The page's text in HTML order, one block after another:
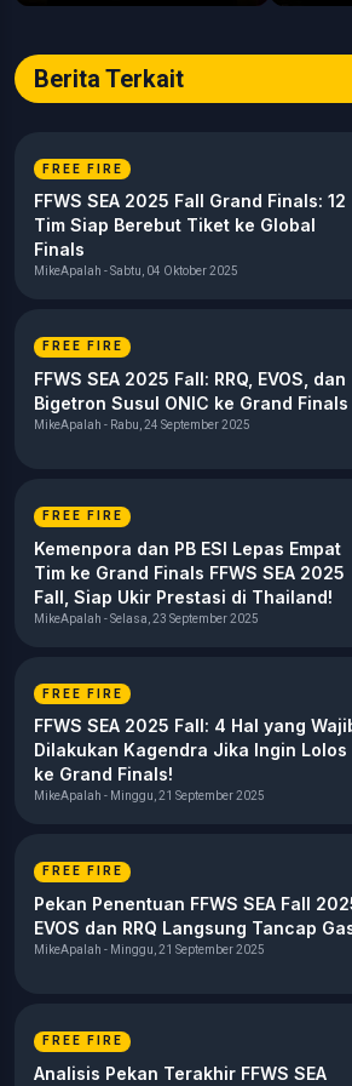
Berita Terkait
FREE FIRE
FFWS SEA 2025 Fall Grand Finals: 12
Tim Siap Berebut Tiket ke Global
Finals
MikeApalah - Sabtu, 04 Oktober 2025
FREE FIRE
FFWS SEA 2025 Fall: RRQ, EVOS, dan
Bigetron Susul ONIC ke Grand Finals
MikeApalah - Rabu, 24 September 2025
FREE FIRE
Kemenpora dan PB ESI Lepas Empat
Tim ke Grand Finals FFWS SEA 2025
Fall, Siap Ukir Prestasi di Thailand!
MikeApalah - Selasa, 23 September 2025
FREE FIRE
FFWS SEA 2025 Fall: 4 Hal yang
Dilakukan Kagendra Jika Ingin Lolos
ke Grand Finals!
MikeApalah - Minggu, 21 September 2025
FREE FIRE
Pekan Penentuan FFWS SEA Fall
EVOS dan RRQ Langsung Tancap
MikeApalah - Minggu, 21 September 2025
FREE FIRE
Analisis Pekan Terakhir FFWS SEA